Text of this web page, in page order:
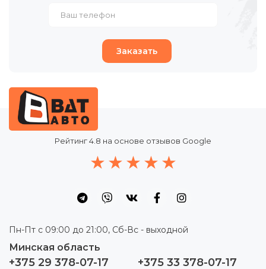
Заказать
Рейтинг4.8 на основе отзывов Google
Пн-Пт с 09:00 до 21:00, Сб-Вс - выходной
Минская область
+375 29 378-07-17 +375 33 378-07-17